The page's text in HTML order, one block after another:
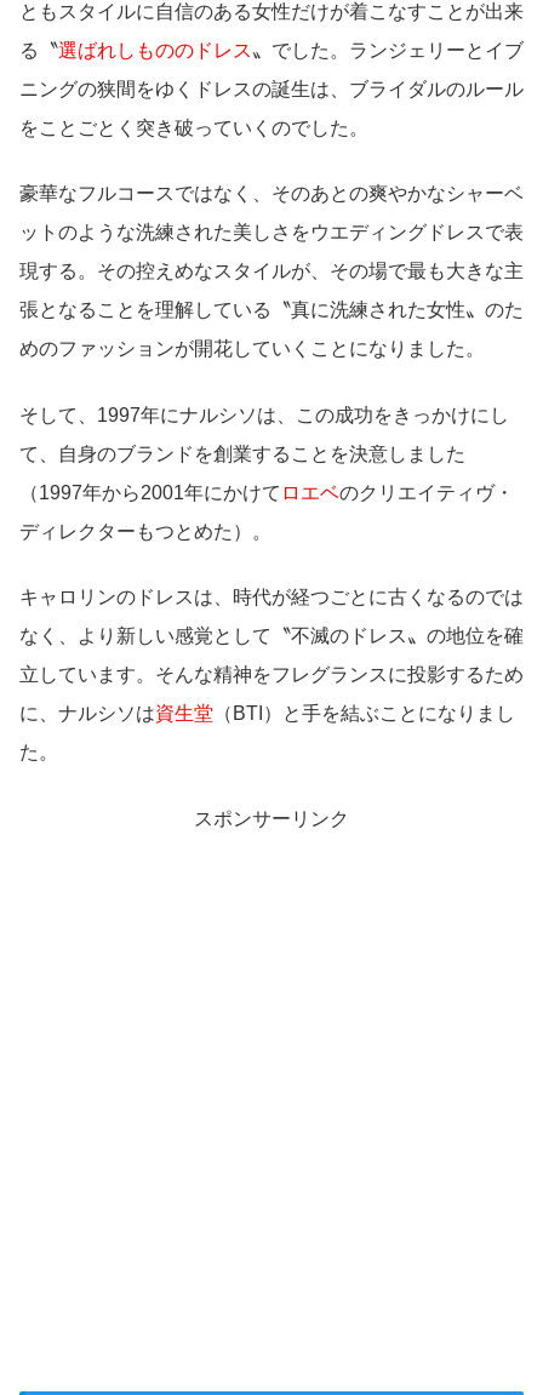
ともスタイルに自信のある女性だけが着こなすことが出来
る〝選ばれしもののドレス〟でした。ランジェリーとイブ
ニングの狭間をゆくドレスの誕生は、ブライダルのルール
をことごとく突き破っていくのでした。
豪華なフルコースではなく、そのあとの爽やかなシャーベ
ットのような洗練された美しさをウエディングドレスで表
現する。その控えめなスタイルが、その場で最も大きな主
張となることを理解している〝真に洗練された女性〟のた
めのファッションが開花していくことになりました。
そして、1997年にナルシソは、この成功をきっかけにし
て、自身のブランドを創業することを決意しました
（1997年から2001年にかけて ロエベのクリエイティヴ・
ディレクターもつとめた）。
キャロリンのドレスは、時代が経つごとに古くなるのでは
なく、より新しい感覚として〝不滅のドレス〟の地位を確
立しています。そんな精神をフレグランスに投影するため
に、ナルシソは資生堂 （BTI）と手を結ぶことになりまし
た。
スポンサーリンク